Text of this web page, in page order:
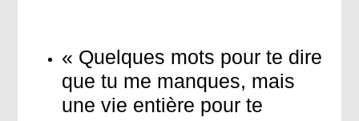
« Quelques mots pour te dire
que tu me manques, mais
une vie entière pour te